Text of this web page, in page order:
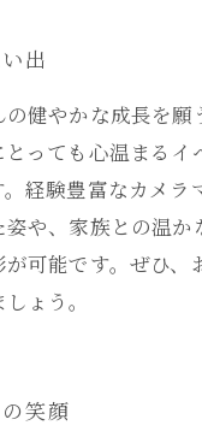
出
健やかな成長を
っても心温まる
経験豊富なカメ
や、家族との温
可能です。ぜひ
ょう。
笑顔